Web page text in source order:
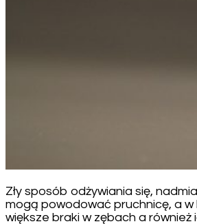
Zły sposób odżywiania się,
mogą powodować pruchnicę, a w
większe braki w zębach a również